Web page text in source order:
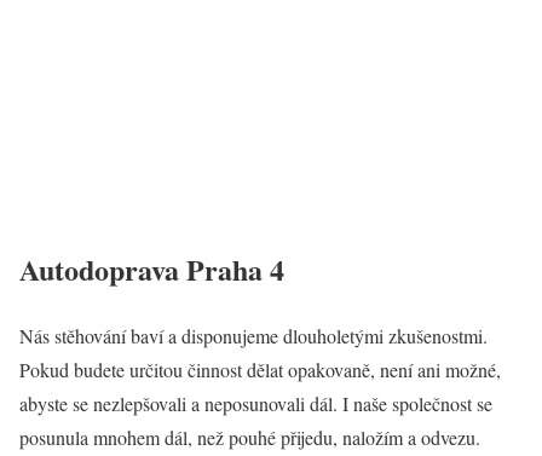
Autodoprava Praha 4
Nás stěhování baví a disponujeme dlouholetými zkušenostmi.
Pokud budete určitou činnost dělat opakovaně, není ani možné,
abyste se nezlepšovali a neposunovali dál. I naše společnost se
posunula mnohem dál, než pouhé přijedu, naložím a odvezu.